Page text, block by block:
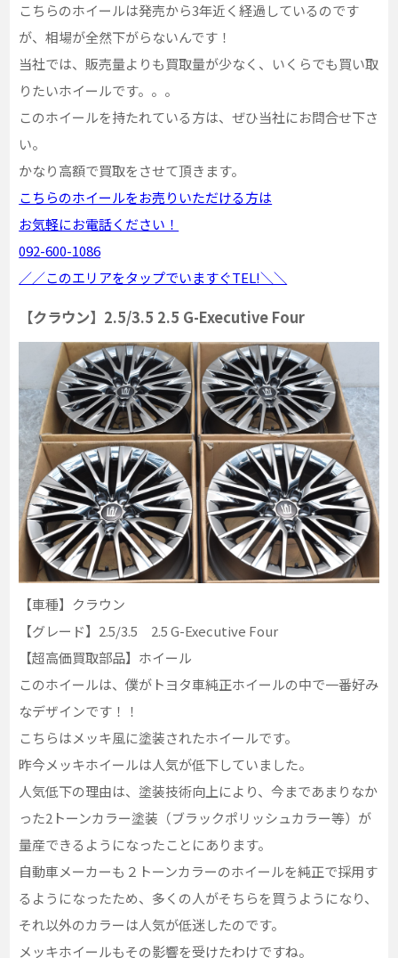
こちらのホイールは発売から3年近く経過しているのです
が、相場が全然下がらないんです！
当社では、販売量よりも買取量が少なく、いくらでも買い取
りたいホイールです。。。
このホイールを持たれている方は、ぜひ当社にお問合せ下さ
い。
かなり高額で買取をさせて頂きます。
こちらのホイールをお売りいただける方は
お気軽にお電話ください！
092-600-1086
／／このエリアをタップでいますぐTEL!＼＼
【クラウン】2.5/3.5 2.5 G-Executive Four
【車種】クラウン
【グレード】2.5/3.5 2.5 G-Executive Four
【超高価買取部品】ホイール
このホイールは、僕がトヨタ車純正ホイールの中で一番好み
なデザインです！！
こちらはメッキ風に塗装されたホイールです。
昨今メッキホイールは人気が低下していました。
人気低下の理由は、塗装技術向上により、今まであまりなか
った2トーンカラー塗装（ブラックポリッシュカラー等）が
量産できるようになったことにあります。
自動車メーカーも２トーンカラーのホイールを純正で採用す
るようになったため、多くの人がそちらを買うようになり、
それ以外のカラーは人気が低迷したのです。
メッキホイールもその影響を受けたわけですね。